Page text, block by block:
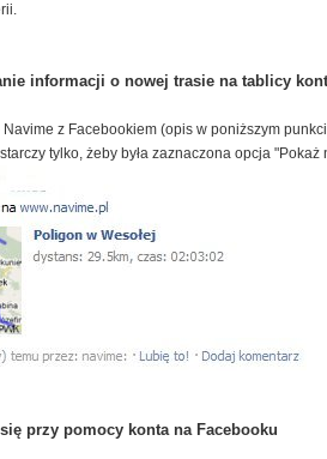
informacji o nowej trasie na tablicy
Navime z Facebookiem (opis w poniższym
tylko, żeby była zaznaczona opcja
przy pomocy konta na Facebooku